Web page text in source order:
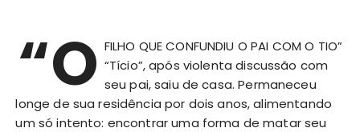
“O FILHO QUE CONFUNDIU O PAI COM O TIO”
“Tício”, após violenta discussão com
seu pai, saiu de casa. Permaneceu
longe de sua residência por dois anos, alimentando
um só intento: encontrar uma forma de matar seu